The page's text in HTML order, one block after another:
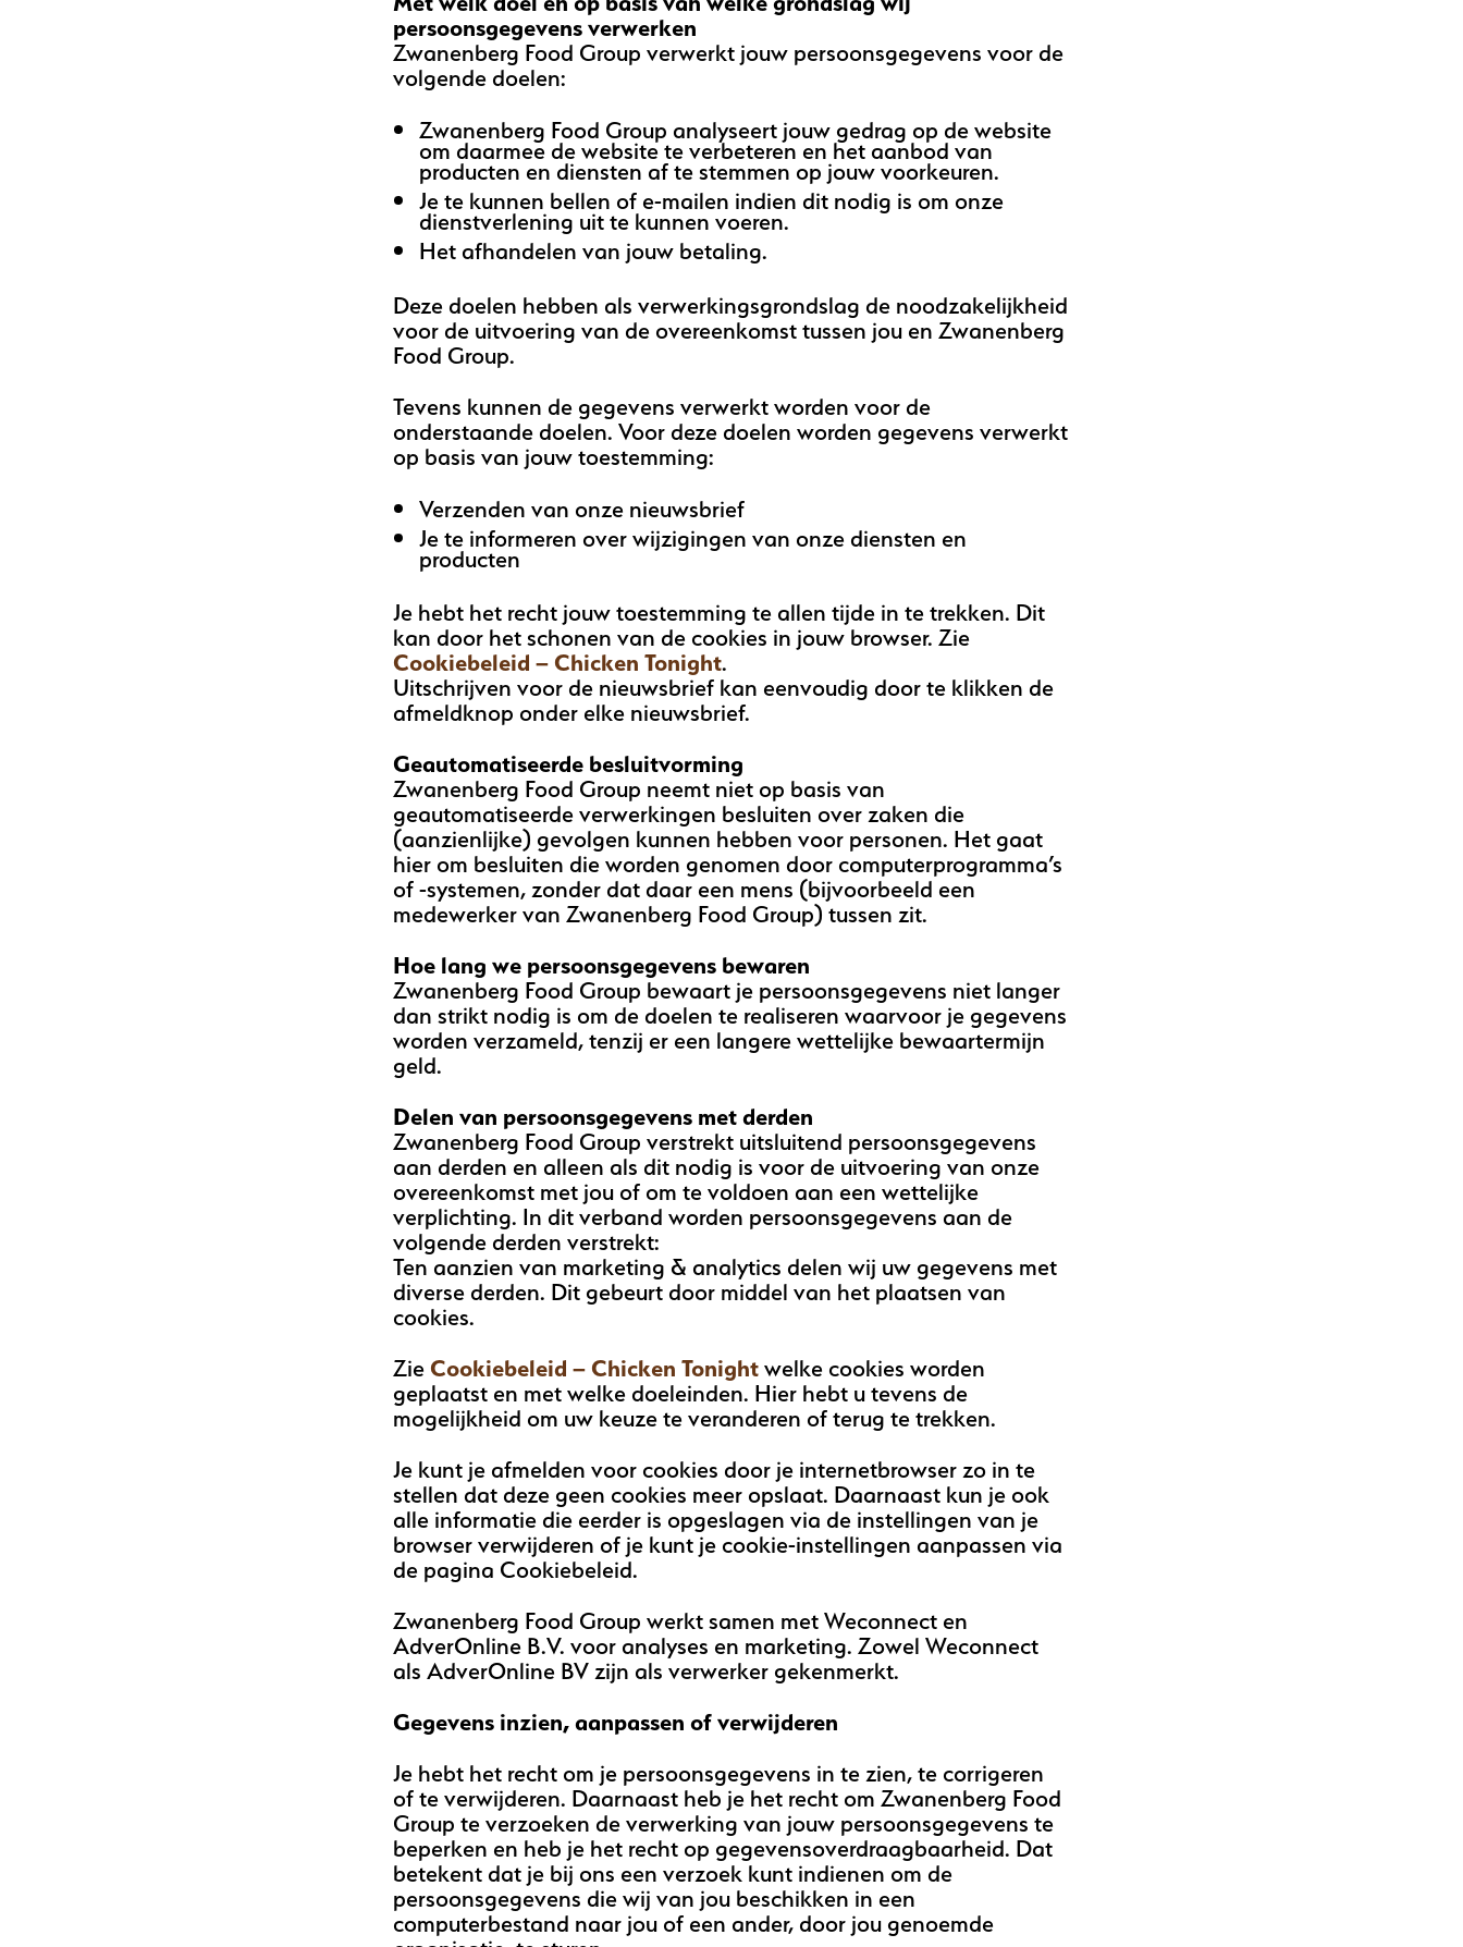
persoonsgegevens verwerken
Zwanenberg Food Group verwerkt jouw persoonsgegevens voor de
volgende doelen:
Zwanenberg Food Group analyseert jouw gedrag op de website
om daarmee de website te verbeteren en het aanbod van
producten en diensten af te stemmen op jouw voorkeuren.
Je te kunnen bellen of e-mailen indien dit nodig is om onze
dienstverlening uit te kunnen voeren.
Het afhandelen van jouw betaling.
Deze doelen hebben als verwerkingsgrondslag de noodzakelijkheid
voor de uitvoering van de overeenkomst tussen jou en Zwanenberg
Food Group.
Tevens kunnen de gegevens verwerkt worden voor de
onderstaande doelen. Voor deze doelen worden gegevens verwerkt
op basis van jouw toestemming:
Verzenden van onze nieuwsbrief
Je te informeren over wijzigingen van onze diensten en
producten
Je hebt het recht jouw toestemming te allen tijde in te trekken. Dit
kan door het schonen van de cookies in jouw browser. Zie
Cookiebeleid – Chicken Tonight.
Uitschrijven voor de nieuwsbrief kan eenvoudig door te klikken de
afmeldknop onder elke nieuwsbrief.
Geautomatiseerde besluitvorming
Zwanenberg Food Group neemt niet op basis van
geautomatiseerde verwerkingen besluiten over zaken die
(aanzienlijke) gevolgen kunnen hebben voor personen. Het gaat
hier om besluiten die worden genomen door computerprogramma’s
of -systemen, zonder dat daar een mens (bijvoorbeeld een
medewerker van Zwanenberg Food Group) tussen zit.
Hoe lang we persoonsgegevens bewaren
Zwanenberg Food Group bewaart je persoonsgegevens niet langer
dan strikt nodig is om de doelen te realiseren waarvoor je gegevens
worden verzameld, tenzij er een langere wettelijke bewaartermijn
geld.
Delen van persoonsgegevens met derden
Zwanenberg Food Group verstrekt uitsluitend persoonsgegevens
aan derden en alleen als dit nodig is voor de uitvoering van onze
overeenkomst met jou of om te voldoen aan een wettelijke
verplichting. In dit verband worden persoonsgegevens aan de
volgende derden verstrekt:
Ten aanzien van marketing & analytics delen wij uw gegevens met
diverse derden. Dit gebeurt door middel van het plaatsen van
cookies.
ZieCookiebeleid – Chicken Tonightwelke cookies worden
geplaatst en met welke doeleinden. Hier hebt u tevens de
mogelijkheid om uw keuze te veranderen of terug te trekken.
Je kunt je afmelden voor cookies door je internetbrowser zo in te
stellen dat deze geen cookies meer opslaat. Daarnaast kun je ook
alle informatie die eerder is opgeslagen via de instellingen van je
browser verwijderen of je kunt je cookie-instellingen aanpassen via
de pagina Cookiebeleid.
Zwanenberg Food Group werkt samen met Weconnect en
AdverOnline B.V. voor analyses en marketing. Zowel Weconnect
als AdverOnline BV zijn als verwerker gekenmerkt.
Gegevens inzien, aanpassen of verwijderen
Je hebt het recht om je persoonsgegevens in te zien, te corrigeren
of te verwijderen. Daarnaast heb je het recht om Zwanenberg Food
Group te verzoeken de verwerking van jouw persoonsgegevens te
beperken en heb je het recht op gegevensoverdraagbaarheid. Dat
betekent dat je bij ons een verzoek kunt indienen om de
persoonsgegevens die wij van jou beschikken in een
computerbestand naar jou of een ander, door jou genoemde